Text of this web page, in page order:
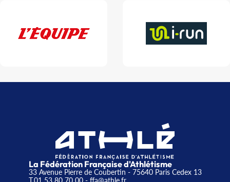
La Fédération Française d'Athlétisme
33 Avenue Pierre de Coubertin - 75640 Paris Cedex 13
T.01 53 80 70 00- ffa@athle.fr